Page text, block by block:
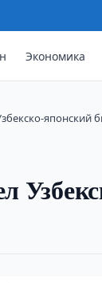
Экономика
японский